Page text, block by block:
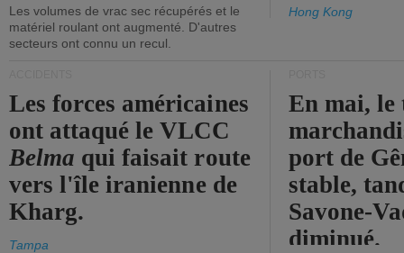
Les volumes de vrac sec récupérés et le
matériel roulant ont augmenté. D'autres
secteurs ont connu un recul.
Hong Kong
Les forces américaines
ont attaqué le VLCC
Belma qui faisait route
vers l'île iranienne de
Kharg.
Tampa
En mai, le
port de
stable,
Savone-
diminué.